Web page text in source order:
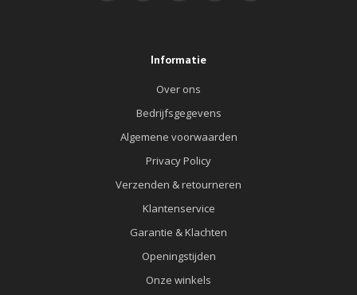
Informatie
Over ons
Bedrijfsgegevens
Algemene voorwaarden
Privacy Policy
Verzenden & retourneren
Klantenservice
Garantie & Klachten
Openingstijden
Onze winkels